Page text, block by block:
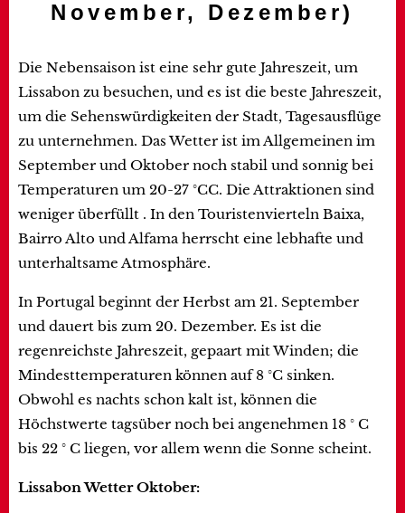
November, Dezember)
Die Nebensaison ist eine sehr gute Jahreszeit, um
Lissabon zu besuchen, und es ist die beste Jahreszeit,
um die Sehenswürdigkeiten der Stadt, Tagesausflüge
zu unternehmen. Das Wetter ist im Allgemeinen im
September und Oktober noch stabil und sonnig bei
Temperaturen um 20-27 °CC. Die Attraktionen sind
weniger überfüllt . In den Touristenvierteln Baixa,
Bairro Alto und Alfama herrscht eine lebhafte und
unterhaltsame Atmosphäre.
In Portugal beginnt der Herbst am 21. September
und dauert bis zum 20. Dezember. Es ist die
regenreichste Jahreszeit, gepaart mit Winden; die
Mindesttemperaturen können auf 8 °C sinken.
Obwohl es nachts schon kalt ist, können die
Höchstwerte tagsüber noch bei angenehmen 18 ° C
bis 22 ° C liegen, vor allem wenn die Sonne scheint.
Lissabon Wetter Oktober: